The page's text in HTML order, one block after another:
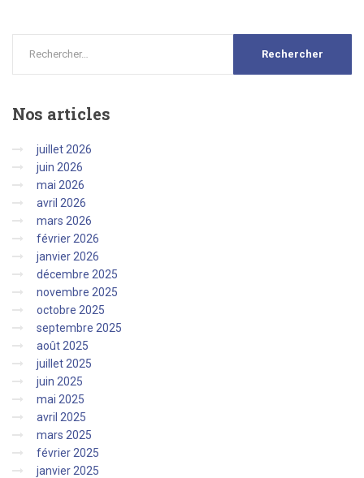
Nos articles
juillet 2026
juin 2026
mai 2026
avril 2026
mars 2026
février 2026
janvier 2026
décembre 2025
novembre 2025
octobre 2025
septembre 2025
août 2025
juillet 2025
juin 2025
mai 2025
avril 2025
mars 2025
février 2025
janvier 2025